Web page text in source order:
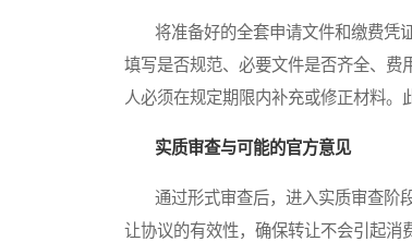
将准备好的全套申请文件和缴费凭证
填写是否规范、必要文件是否齐全、费
人必须在规定期限内补充或修正材料。
实质审查与可能的官方意见
通过形式审查后，进入实质审查阶段
让协议的有效性，确保转让不会引起消